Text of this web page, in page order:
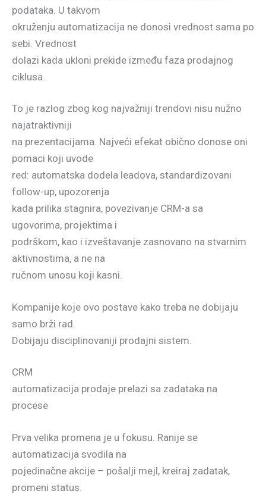
podataka. U takvom
okruženju automatizacija ne donosi vrednost sama po
sebi. Vrednost
dolazi kada ukloni prekide između faza prodajnog
ciklusa.
To je razlog zbog kog najvažniji trendovi nisu nužno
najatraktivniji
na prezentacijama. Najveći efekat obično donose oni
pomaci koji uvode
red: automatska dodela leadova, standardizovani
follow-up, upozorenja
kada prilika stagnira, povezivanje CRM-a sa
ugovorima, projektima i
podrškom, kao i izveštavanje zasnovano na stvarnim
aktivnostima, a ne na
ručnom unosu koji kasni.
Kompanije koje ovo postave kako treba ne dobijaju
samo brži rad.
Dobijaju disciplinovaniji prodajni sistem.
CRM
automatizacija prodaje prelazi sa zadataka na
procese
Prva velika promena je u fokusu. Ranije se
automatizacija svodila na
pojedinačne akcije – pošalji mejl, kreiraj zadatak,
promeni status.